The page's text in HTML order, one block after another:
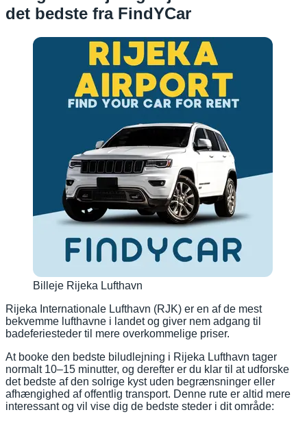
det bedste fra FindYCar
Billeje Rijeka Lufthavn
Rijeka Internationale Lufthavn (RJK) er en af de mest
bekvemme lufthavne i landet og giver nem adgang til
badeferiesteder til mere overkommelige priser.
At booke den bedste biludlejning i Rijeka Lufthavn tager
normalt 10–15 minutter, og derefter er du klar til at udforske
det bedste af den solrige kyst uden begrænsninger eller
afhængighed af offentlig transport. Denne rute er altid mere
interessant og vil vise dig de bedste steder i dit område: